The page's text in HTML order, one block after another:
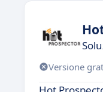
Versione